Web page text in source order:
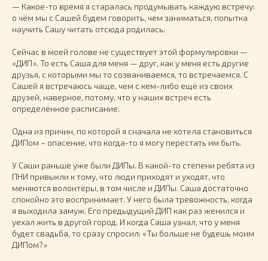
— Какое-то время я старалась продумывать каждую встречу:
о чём мы с Сашей будем говорить, чем заниматься, попытка
научить Сашу читать отсюда родилась.
Сейчас в моей голове не существует этой формулировки —
«ДИП». То есть Саша для меня — друг, как у меня есть другие
друзья, с которыми мы то созваниваемся, то встречаемся. С
Сашей я встречаюсь чаще, чем с кем-либо ещё из своих
друзей, наверное, потому, что у наших встреч есть
определённое расписание.
Одна из причин, по которой я сначала не хотела становиться
ДИПом – опасение, что когда-то я могу перестать им быть.
У Саши раньше уже были ДИПы. В какой-то степени ребята из
ПНИ привыкли к тому, что люди приходят и уходят, что
меняются волонтёры, в том числе и ДИПы. Саша достаточно
спокойно это воспринимает. У него была тревожность, когда
я выходила замуж. Его предыдущий ДИП как раз женился и
уехал жить в другой город. И когда Саша узнал, что у меня
будет свадьба, то сразу спросил: «Ты больше не будешь моим
ДИПом?»